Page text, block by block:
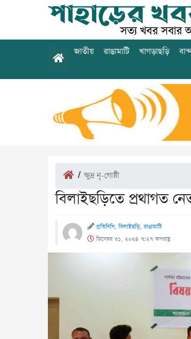
জাতীয় রাঙামাটি খাগড়াছড়ি
/ ক্ষুদ্র নৃ-গোষ্ঠী
বিলাইছড়িতে প্রথাগত
প্রতিনিধি, বিলাইছড়ি, রাঙামাটি
ডিসেম্বর ৩১, ২০২৪ ৭:২৭ অপরাহ্ণ